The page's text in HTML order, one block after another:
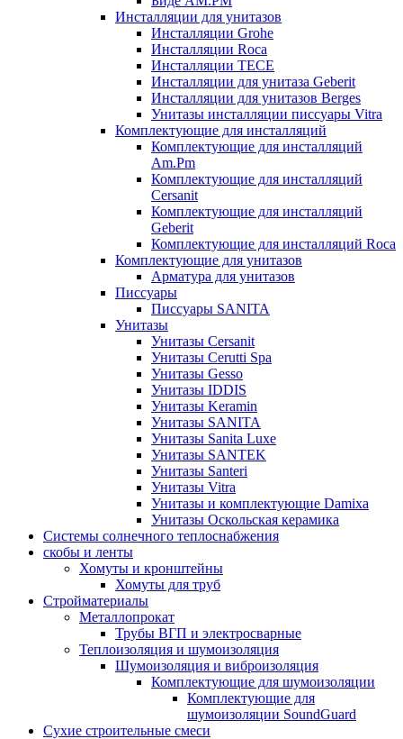
Инсталляции для унитазов
Инсталляции Grohe
Инсталляции Roca
Инсталляции TECE
Инсталляции для унитаза Geberit
Инсталляции для унитазов Berges
Унитазы инсталляции писсуары Vitra
Комплектующие для инсталляций
Комплектующие для инсталляций
Am.Pm
Комплектующие для инсталляций
Cersanit
Комплектующие для инсталляций
Geberit
Комплектующие для инсталляций Roca
Комплектующие для унитазов
Арматура для унитазов
Писсуары
Писсуары SANITA
Унитазы
Унитазы Cersanit
Унитазы Cerutti Spa
Унитазы Gesso
Унитазы IDDIS
Унитазы Keramin
Унитазы SANITA
Унитазы Sanita Luxe
Унитазы SANTEK
Унитазы Santeri
Унитазы Vitra
Унитазы и комплектующие Damixa
Унитазы Оскольская керамика
Системы солнечного теплоснабжения
скобы и ленты
Хомуты и кронштейны
Хомуты для труб
Стройматериалы
Металлопрокат
Трубы ВГП и электросварные
Теплоизоляция и шумоизоляция
Шумоизоляция и виброизоляция
Комплектующие для шумоизоляции
Комплектующие для
шумоизоляции SoundGuard
Сухие строительные смеси